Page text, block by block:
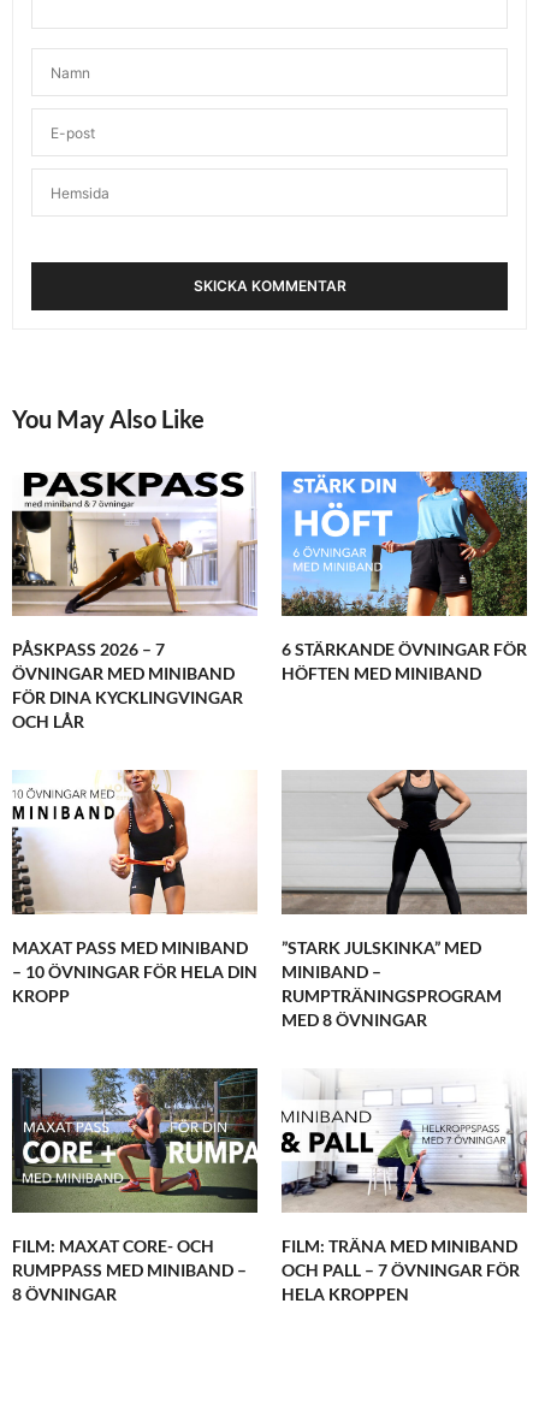
You May Also Like
PÅSKPASS 2026 – 7
ÖVNINGAR MED MINIBAND
FÖR DINA KYCKLINGVINGAR
OCH LÅR
6 STÄRKANDE ÖVNINGAR FÖR
HÖFTEN MED MINIBAND
MAXAT PASS MED MINIBAND
– 10 ÖVNINGAR FÖR HELA DIN
KROPP
”STARK JULSKINKA” MED
MINIBAND –
RUMPTRÄNINGSPROGRAM
MED 8 ÖVNINGAR
FILM: MAXAT CORE- OCH
RUMPPASS MED MINIBAND –
8 ÖVNINGAR
FILM: TRÄNA MED MINIBAND
OCH PALL – 7 ÖVNINGAR FÖR
HELA KROPPEN